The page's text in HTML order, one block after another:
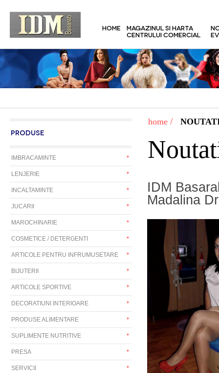
HOME
MAGAZINUL SI HARTA
CENTRULUI COMERCIAL
PRODUSE
IMBRACAMINTE
LENJERIE
INCALTAMINTE
JUCARII
MAROCHINARIE
COSMETICE / DETERGENTI
ARTICOLE PENTRU INFRUMUSETARE
BIJUTERII
ARTICOLE SPORTIVE
DECORATIUNI INTERIOARE
PRODUSE ALIMENTARE
SUPLIMENTE NUTRITIVE
PRESA
SERVICII
home /
IDM
Madalina